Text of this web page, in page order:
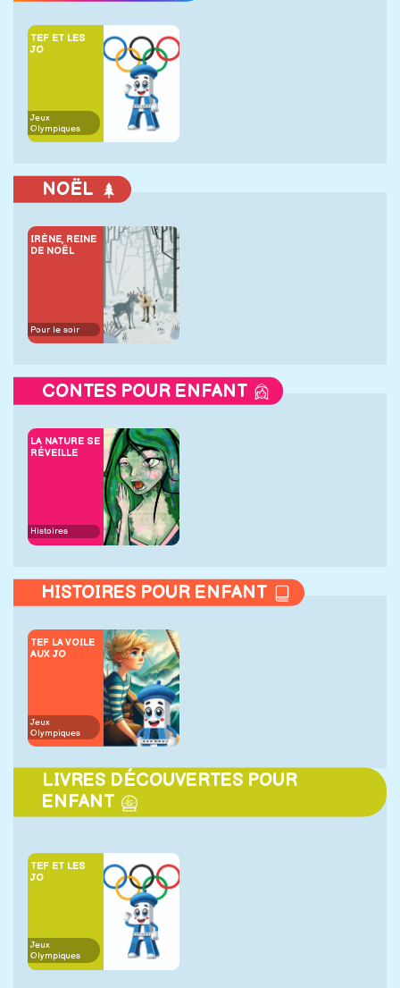
TEF ET LES
JO
Jeux
Olympiques
NOËL
IRÈNE, REINE
DE NOËL
Pour le soir
CONTES POUR ENFANT
LA NATURE SE
RÉVEILLE
Histoires
HISTOIRES POUR ENFANT
TEF LA VOILE
AUX JO
Jeux
Olympiques
LIVRES DÉCOUVERTES POUR
ENFANT
TEF ET LES
JO
Jeux
Olympiques